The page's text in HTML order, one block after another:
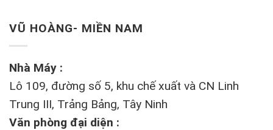
VŨ HOÀNG- MIỀN NAM
Nhà Máy :
Lô 109, đường số 5, khu chế xuất và CN Linh
Trung III, Trảng Bảng, Tây Ninh
Văn phòng đại diện :